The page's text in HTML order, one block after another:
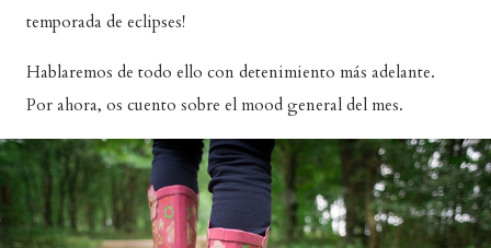
temporada de eclipses!
Hablaremos de todo ello con detenimiento más adelante.
Por ahora, os cuento sobre el mood general del mes.